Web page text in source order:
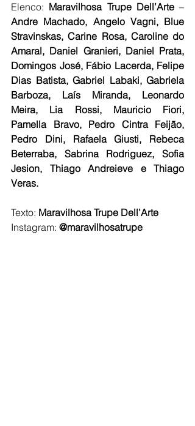
Elenco: Maravilhosa Trupe Dell’Arte
Andre Machado, Angelo Vagni, Blue
Stravinskas, Carine Rosa, Caroline do
Amaral, Daniel Granieri, Daniel Prata,
Domingos José, Fábio Lacerda, Felipe
Dias Batista, Gabriel Labaki, Gabriela
Barboza, Laís Miranda, Leonardo
Meira, Lia Rossi, Mauricio Fiori,
Pamella Bravo, Pedro Cintra Feijão,
Pedro Dini, Rafaela Giusti, Rebeca
Beterraba, Sabrina Rodriguez, Sofia
Jesion, Thiago Andreieve e Thiago
Veras.
Texto: Maravilhosa Trupe Dell’Arte
Instagram: @maravilhosatrupe